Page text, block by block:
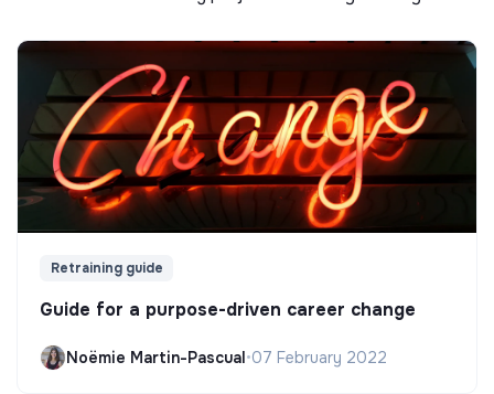
Retraining guide
Guide for a purpose-driven career change
Noëmie Martin-Pascual•07 February 2022